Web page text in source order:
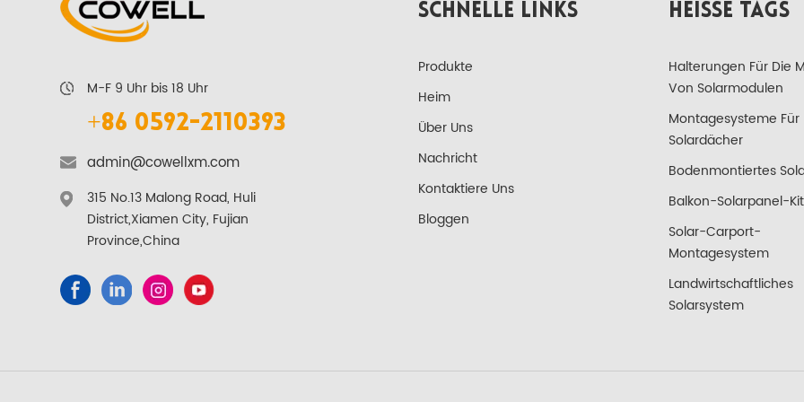
M-F 9 Uhr bis 18 Uhr
+86 0592-2110393
admin@cowellxm.com
315 No.13 Malong Road, Huli
District,Xiamen City, Fujian
Province,China
SCHNELLE LINKS
Produkte
Heim
Über Uns
Nachricht
Kontaktiere Uns
Bloggen
HEISSE TAGS
Halterungen Für Die
Von Solarmodulen
Montagesysteme Für
Solardächer
Bodenmontiertes
Balkon-Solarpanel-Kit
Solar-Carport-
Montagesystem
Landwirtschaftliches
Solarsystem